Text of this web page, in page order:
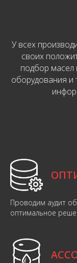
У всех
своих
подбор масел
оборудования и
Проводим аудит
оптимальное